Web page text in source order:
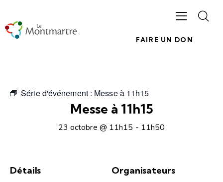
FAIRE UN DON
Série d'événement : Messe à 11h15
Messe à 11h15
23 octobre @ 11h15 - 11h50
Détails Organisateurs